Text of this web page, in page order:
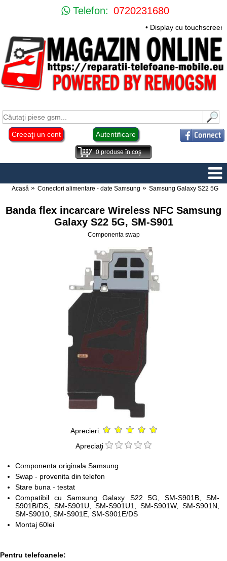
Telefon: 0720231680
• Display cu
Creeaţi un cont Autentificare
0produse în coş
Acasă Conectori alimentare - date Samsung Samsung Galaxy S22 5G
Banda flex incarcare Wireless NFC Samsung
Galaxy S22 5G, SM-S901
Componenta swap
Aprecieri:
Apreciaţi
Componenta originala Samsung
Swap - provenita din telefon
Stare buna - testat
Compatibil cu Samsung Galaxy S22 5G, SM-S901B, SM-
S901B/DS, SM-S901U, SM-S901U1, SM-S901W, SM-S901N,
SM-S9010, SM-S901E, SM-S901E/DS
Montaj 60lei
Pentru telefoanele: